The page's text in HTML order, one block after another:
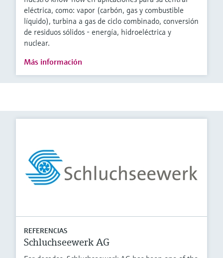
eléctrica, como: vapor (carbón, gas y combustible
líquido), turbina a gas de ciclo combinado, conversión
de residuos sólidos - energía, hidroeléctrica y
nuclear.
Más información
REFERENCIAS
Schluchseewerk AG